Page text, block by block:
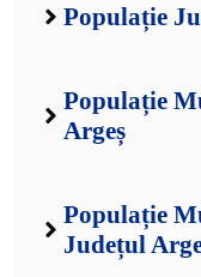
Populație
Populație
Argeș
Populație
Județul